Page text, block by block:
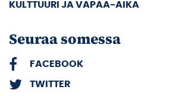
KULTTUURI JA VAPAA-AIKA
Seuraa somessa
FACEBOOK
TWITTER